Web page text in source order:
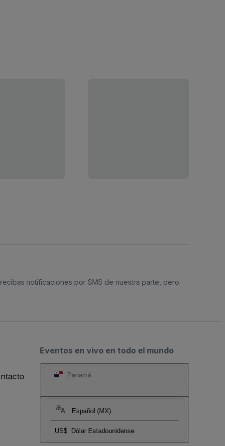
notificaciones por SMS de nuestra parte, pero
Eventos en vivo en todo el mundo
Panamá
Español (MX)
US$ Dólar Estadounidense